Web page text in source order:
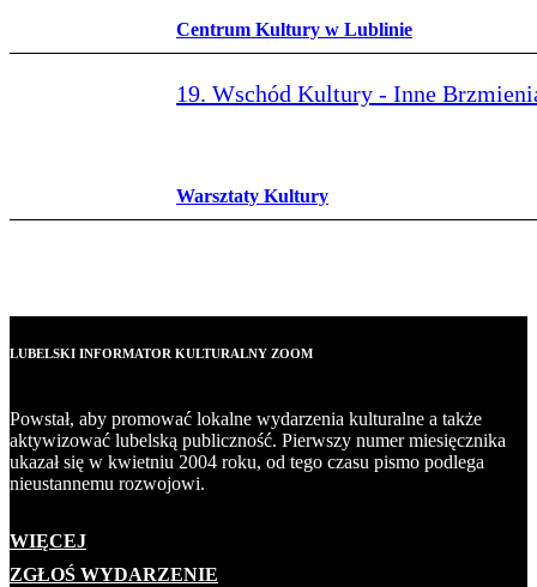
Centrum Kultury w Lublinie
19. Wschód Kultury - Inne
Warsztaty Kultury
LUBELSKI INFORMATOR KULTURALNY ZOOM
Powstał, aby promować lokalne wydarzenia kulturalne a także
aktywizować lubelską publiczność. Pierwszy numer miesięcznika
ukazał się w kwietniu 2004 roku, od tego czasu pismo podlega
nieustannemu rozwojowi.
WIĘCEJ
ZGŁOŚ WYDARZENIE